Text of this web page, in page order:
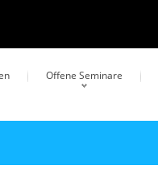
Offene Seminare